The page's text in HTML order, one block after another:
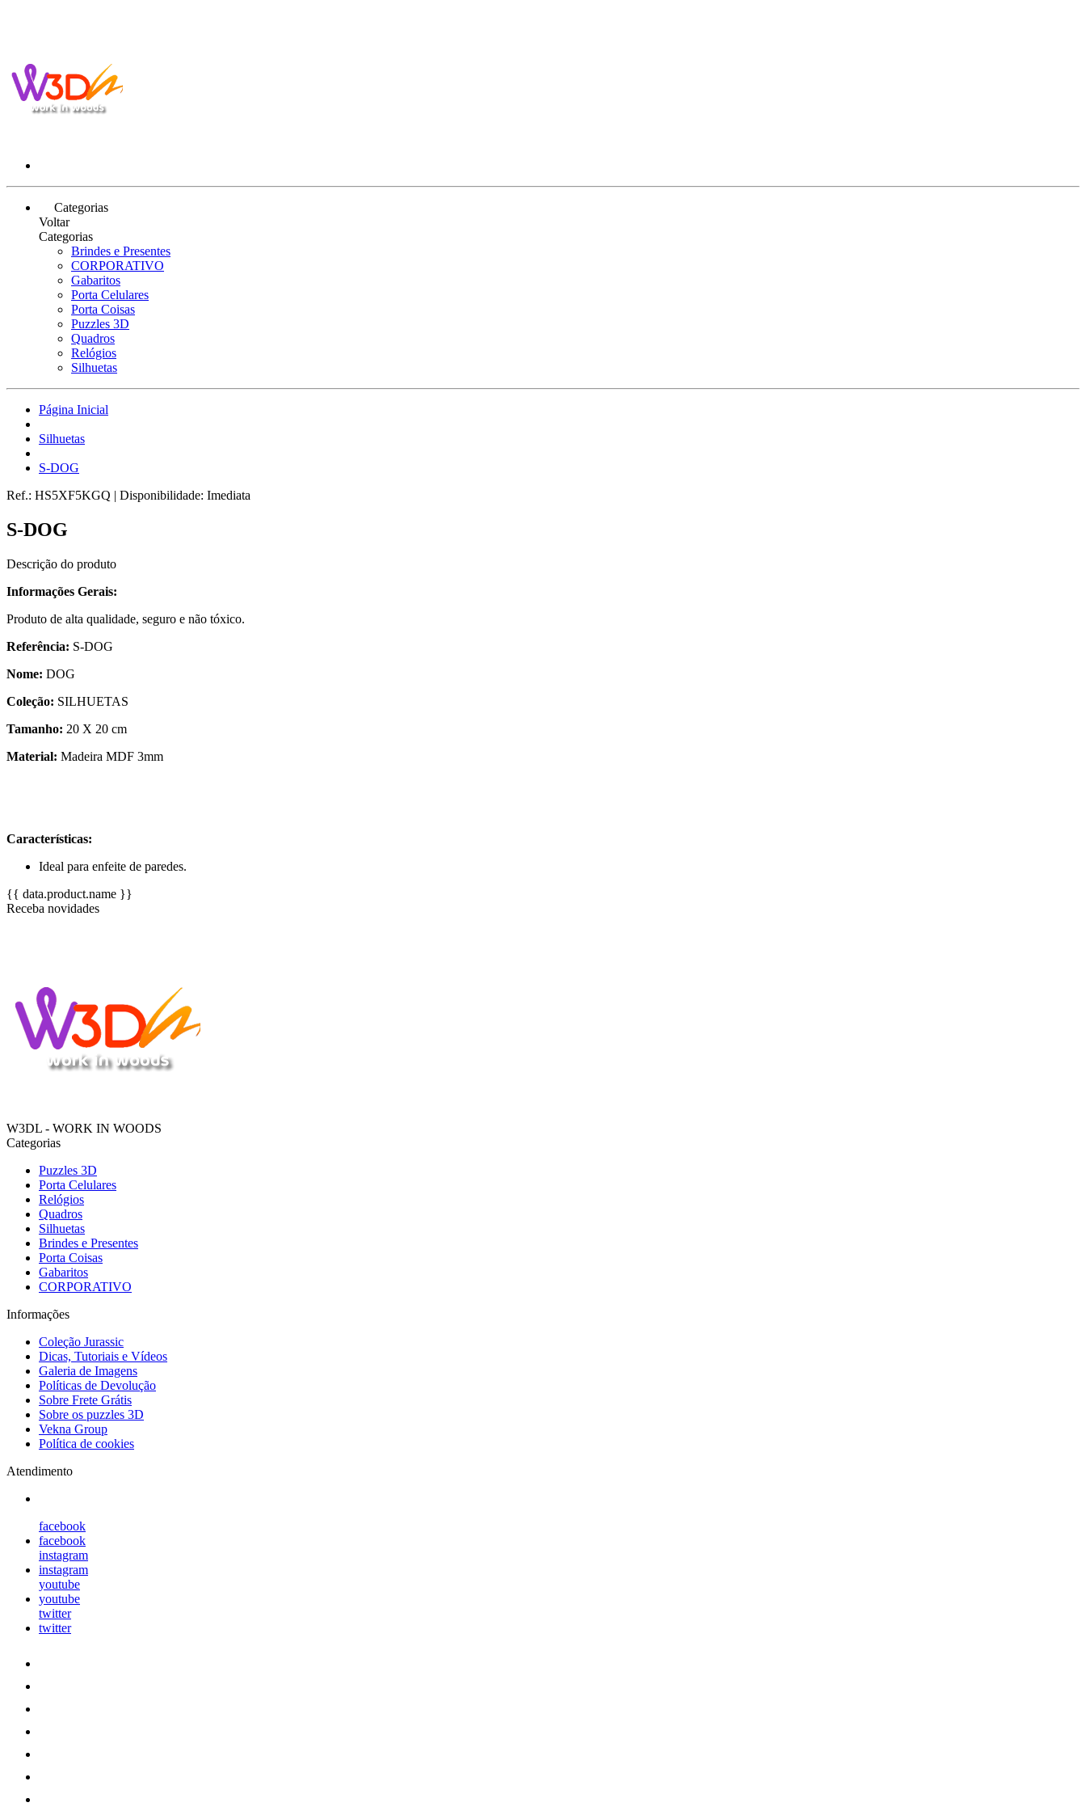
Categorias
Voltar
Categorias
Brindes e Presentes
CORPORATIVO
Gabaritos
Porta Celulares
Porta Coisas
Puzzles 3D
Quadros
Relógios
Silhuetas
Página Inicial
Silhuetas
S-DOG
Ref.: HS5XF5KGQ | Disponibilidade: Imediata
S-DOG
Descrição do produto
Informações Gerais:
Produto de alta qualidade, seguro e não tóxico.
Referência: S-DOG
Nome: DOG
Coleção: SILHUETAS
Tamanho: 20 X 20 cm
Material: Madeira MDF 3mm
Características:
Ideal para enfeite de paredes.
{{ data.product.name }}
Receba novidades
W3DL - WORK IN WOODS
Categorias
Puzzles 3D
Porta Celulares
Relógios
Quadros
Silhuetas
Brindes e Presentes
Porta Coisas
Gabaritos
CORPORATIVO
Informações
Coleção Jurassic
Dicas, Tutoriais e Vídeos
Galeria de Imagens
Políticas de Devolução
Sobre Frete Grátis
Sobre os puzzles 3D
Vekna Group
Política de cookies
Atendimento
facebook
facebook
instagram
instagram
youtube
youtube
twitter
twitter